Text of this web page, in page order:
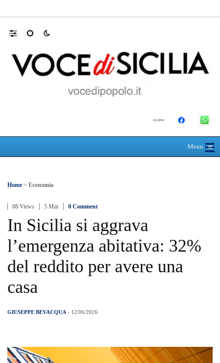
Menu≡
☰
Home > Economia
88 Views 5 Min 0 Comment
In Sicilia si aggrava
l’emergenza abitativa: 32%
del reddito per avere una
casa
GIUSEPPE BEVACQUA - 12/06/2026